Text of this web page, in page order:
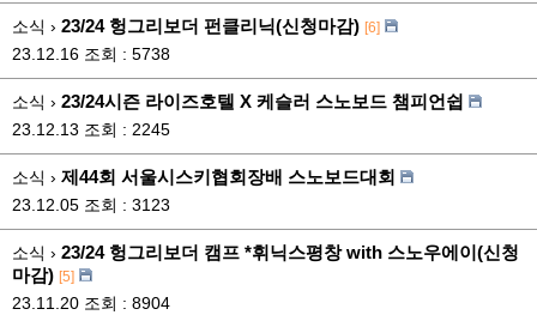
소식 › 23/24 헝그리보더 펀클리닉(신청마감) [6]
23.12.16 조회 : 5738
소식 › 23/24시즌 라이즈호텔 X 케슬러 스노보드 챔피언쉽
23.12.13 조회 : 2245
소식 › 제44회 서울시스키협회장배 스노보드대회
23.12.05 조회 : 3123
소식 › 23/24 헝그리보더 캠프 *휘닉스평창 with 스노우에이(신청
마감) [5]
23.11.20 조회 : 8904